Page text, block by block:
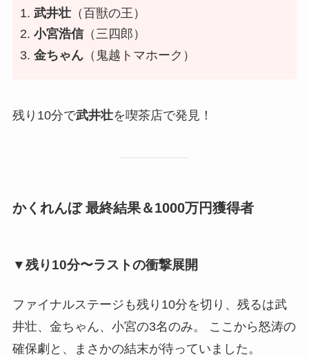
武井壮 （百獣の王）
小宮浩信（三四郎）
金ちゃん （鬼越トマホーク）
残り10分で武井壮を喫茶店で発見！
かくれんぼ 最終結果＆1000万円獲得者
▼残り10分〜ラストの衝撃展開
ファイナルステージも残り10分を切り、残るは武
井壮、金ちゃん、小宮の3名のみ。 ここから怒涛の
確保劇と、まさかの結末が待っていました。